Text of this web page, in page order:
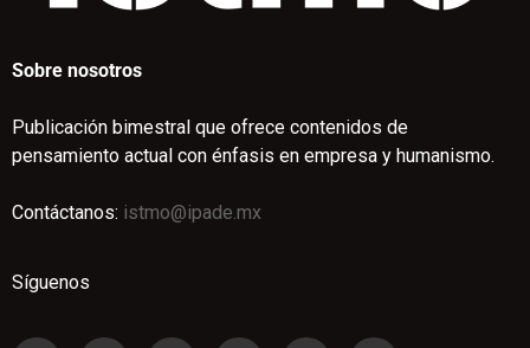
Sobre nosotros
Publicación bimestral que ofrece contenidos de
pensamiento actual con énfasis en empresa y humanismo.
Contáctanos: istmo@ipade.mx
Síguenos